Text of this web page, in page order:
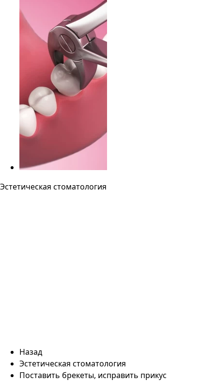
Эстетическая стоматология
Назад
Эстетическая стоматология
Поставить брекеты, исправить прикус